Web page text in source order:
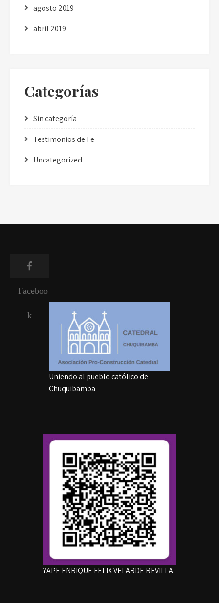
agosto 2019
abril 2019
Categorías
Sin categoría
Testimonios de Fe
Uncategorized
Faceboo
k
Uniendo al pueblo católico de
Chuquibamba
YAPE ENRIQUE FELIX VELARDE REVILLA